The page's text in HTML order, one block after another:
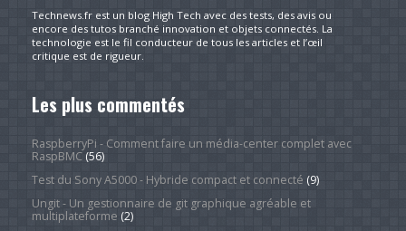
Technews.fr est un blog High Tech avec des tests, des avis ou
encore des tutos branché innovation et objets connectés. La
technologie est le fil conducteur de tous les articles et l’œil
critique est de rigueur.
Les plus commentés
RaspberryPi - Comment faire un média-center complet avec
RaspBMC(56)
Test du Sony A5000 - Hybride compact et connecté (9)
Ungit - Un gestionnaire de git graphique agréable et
multiplateforme (2)